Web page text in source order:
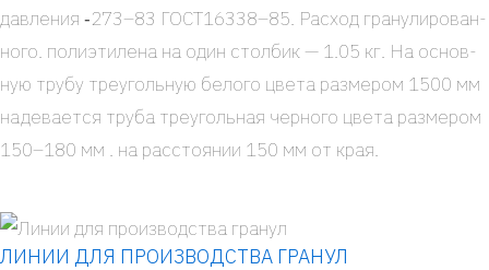
дав­ле­ния ‑273–83 ГОСТ16338–85. Рас­ход гра­ну­ли­ро­ван­
но­го. поли­эти­ле­на на один стол­бик — 1.05 кг. На основ­
ную тру­бу тре­уголь­ную бело­го цве­та раз­ме­ром 1500 мм
наде­ва­ет­ся тру­ба тре­уголь­ная чер­но­го цве­та раз­ме­ром
150–180 мм . на рас­сто­я­нии 150 мм от края.
ЛИНИИ ДЛЯ ПРОИЗВОДСТВА ГРАНУЛ